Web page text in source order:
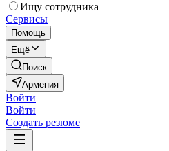
Ищу сотрудника
Сервисы
Помощь
Ещё
Поиск
Армения
Войти
Войти
Создать резюме